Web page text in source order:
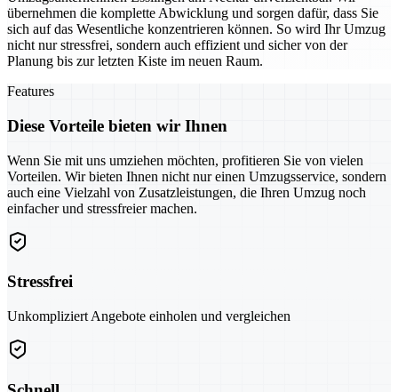
übernehmen die komplette Abwicklung und sorgen dafür, dass Sie
sich auf das Wesentliche konzentrieren können. So wird Ihr Umzug
nicht nur stressfrei, sondern auch effizient und sicher von der
Planung bis zur letzten Kiste im neuen Raum.
Features
Diese Vorteile bieten wir Ihnen
Wenn Sie mit uns umziehen möchten, profitieren Sie von vielen
Vorteilen. Wir bieten Ihnen nicht nur einen Umzugsservice, sondern
auch eine Vielzahl von Zusatzleistungen, die Ihren Umzug noch
einfacher und stressfreier machen.
Stressfrei
Unkompliziert Angebote einholen und vergleichen